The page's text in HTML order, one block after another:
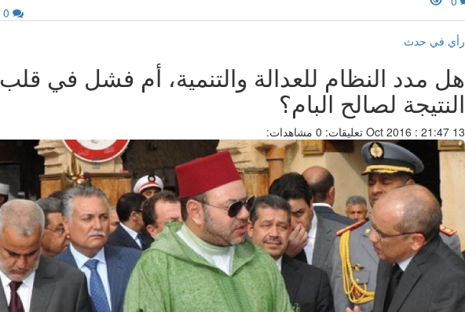
رأي في حدث
هل مدد النظام للعدالة والتنمية، أم فشل في قلب
النتيجة لصالح البام؟
13 Oct 2016 : 21:47 تعليقات: 0 مشاهدات: